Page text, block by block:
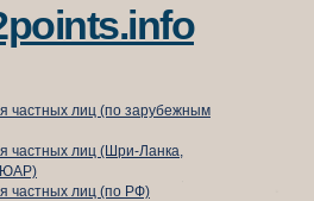
частных лиц (по зарубежным
частных лиц (Шри-Ланка,
ЮАР)
частных лиц (по РФ)